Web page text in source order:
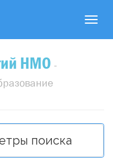
T
a
НМО -
поиска